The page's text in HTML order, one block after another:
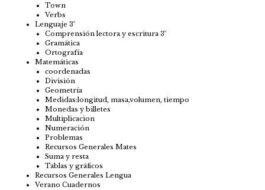
Town
Verbs
Lenguaje 3º
Comprensión lectora y escritura 3º
Gramática
Ortografía
Matemáticas
coordenadas
División
Geometría
Medidas:longitud, masa,volumen, tiempo
Monedas y billetes
Multiplicacion
Numeración
Problemas
Recursos Generales Mates
Suma y resta
Tablas y gráficos
Recursos Generales Lengua
Verano Cuadernos